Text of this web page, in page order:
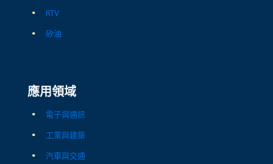
RTV
矽油
應用領域
電子與通訊
工業與建築
汽車與交通